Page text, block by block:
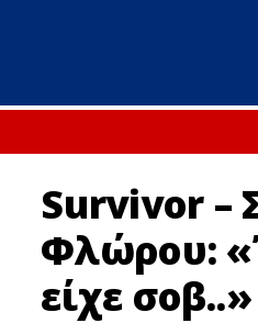
Survivor –
Φλώρου:
είχε σοβ..»